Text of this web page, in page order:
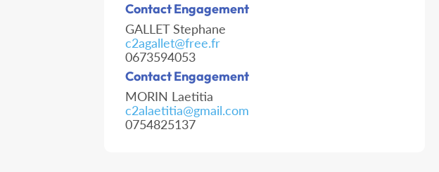
Contact Engagement
GALLET Stephane
c2agallet@free.fr
0673594053
Contact Engagement
MORIN Laetitia
c2alaetitia@gmail.com
0754825137